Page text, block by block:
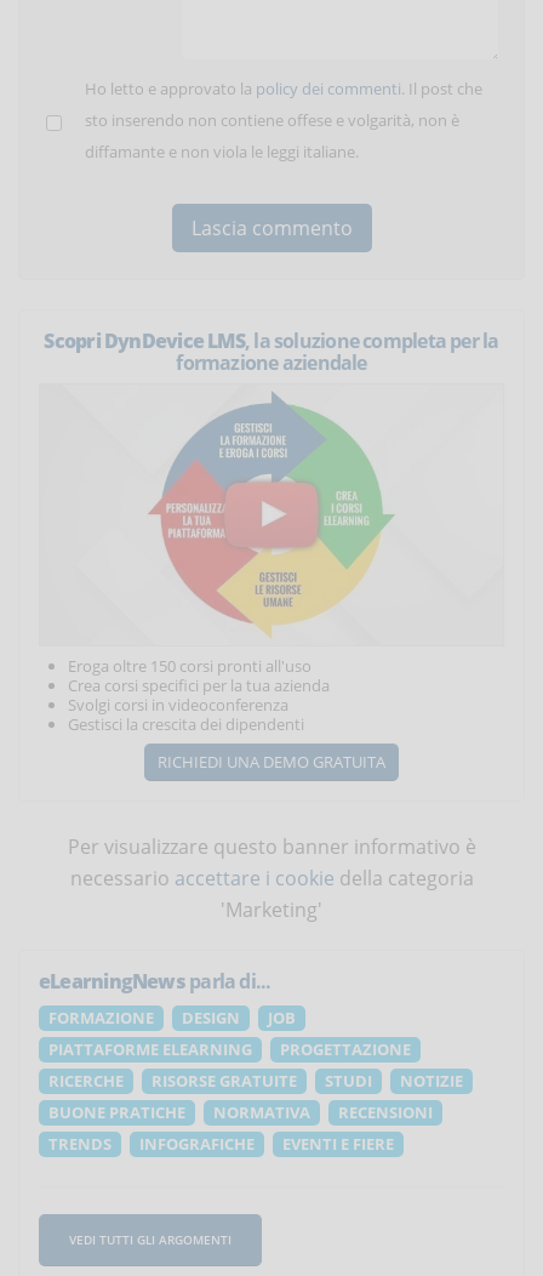
Ho letto e approvato la policy dei commenti. Il post che
sto inserendo non contiene offese e volgarità, non è
diffamante e non viola le leggi italiane.
Scopri DynDevice LMS, la soluzione completa per la
formazione aziendale
Eroga oltre 150 corsi pronti all'uso
Crea corsi specifici per la tua azienda
Svolgi corsi in videoconferenza
Gestisci la crescita dei dipendenti
RICHIEDI UNA DEMO GRATUITA
Per visualizzare questo banner informativo è
necessario accettare i cookie della categoria
'Marketing'
eLearningNewsparla di...
FORMAZIONE DESIGN
JOB
PIATTAFORME ELEARNING
PROGETTAZIONE
RICERCHE
RISORSE GRATUITE STUDI
NOTIZIE
BUONE PRATICHE
NORMATIVA
RECENSIONI
TRENDS
INFOGRAFICHE EVENTI E FIERE
VEDI TUTTI GLI ARGOMENTI